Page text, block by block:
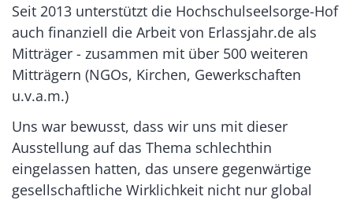
Seit 2013 unterstützt die Hochschulseelsorge-Hof
auch finanziell die Arbeit von Erlassjahr.de als
Mitträger - zusammen mit über 500 weiteren
Mitträgern (NGOs, Kirchen, Gewerkschaften
u.v.a.m.)
Uns war bewusst, dass wir uns mit dieser
Ausstellung auf das Thema schlechthin
eingelassen hatten, das unsere gegenwärtige
gesellschaftliche Wirklichkeit nicht nur global